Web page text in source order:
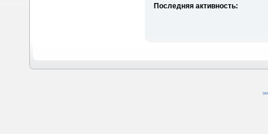
Последняя активность: